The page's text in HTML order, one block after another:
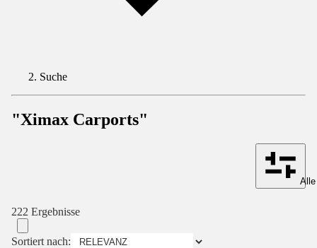
Suche
"Ximax Carports"
222 Ergebnisse
Sortiert nach: